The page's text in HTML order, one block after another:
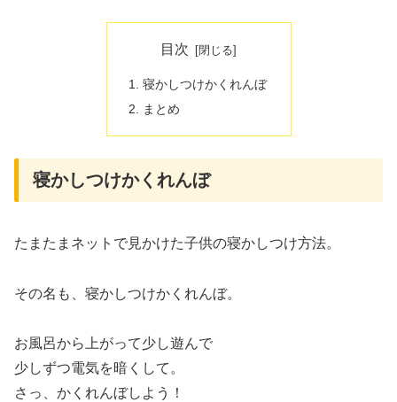
目次
寝かしつけかくれんぼ
まとめ
寝かしつけかくれんぼ
たまたまネットで見かけた子供の寝かしつけ方法。
その名も、寝かしつけかくれんぼ。
お風呂から上がって少し遊んで
少しずつ電気を暗くして。
さっ、かくれんぼしよう！